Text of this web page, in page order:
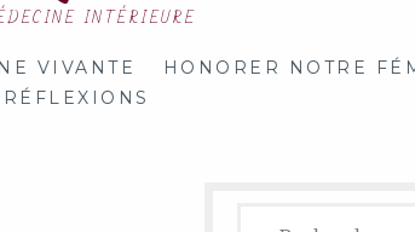
INTÉRIEURE
VIVANTE
HONORER NOTRE
RÉFLEXIONS